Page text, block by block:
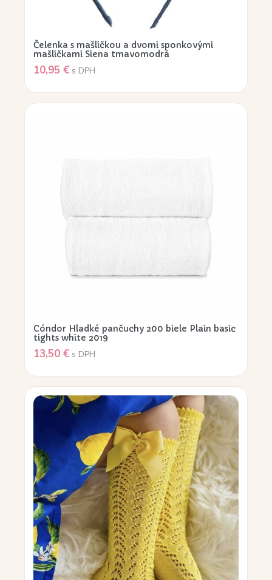
Čelenka s mašličkou a dvomi sponkovými
mašličkami Siena tmavomodrá
10,95 € s DPH
Cóndor Hladké pančuchy 200 biele Plain basic
tights white 2019
13,50 € s DPH